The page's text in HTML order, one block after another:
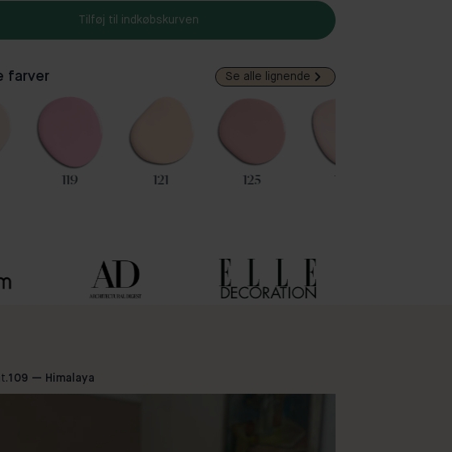
Tilføj til indkøbskurven
farver Se alle lignende
119 121 125 128
109 — Himalaya